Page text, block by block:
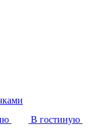
В гостиную